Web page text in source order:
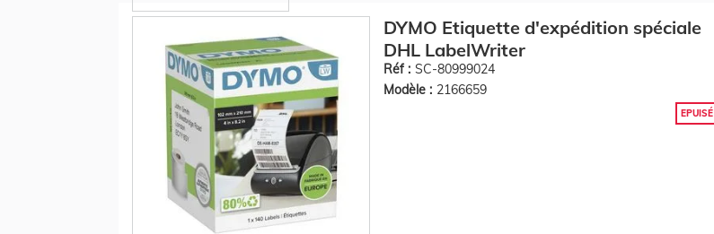
DYMO Etiquette d'expédition spéciale
DHL LabelWriter
Réf : SC-80999024
Modèle : 2166659
EPUISÉ